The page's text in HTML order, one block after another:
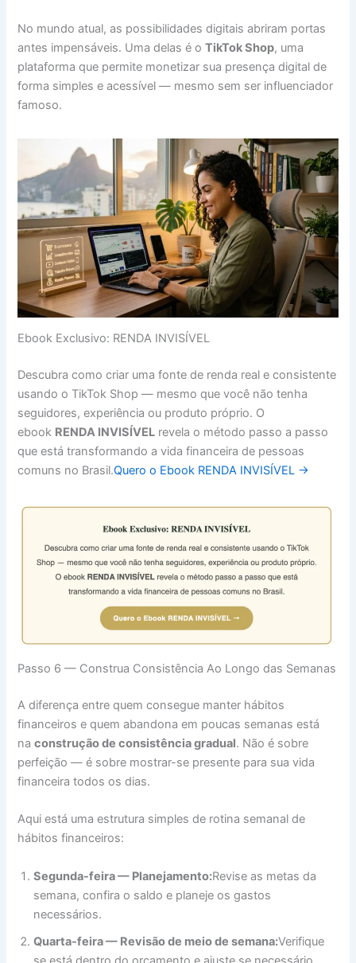
No mundo atual, as possibilidades digitais abriram portas
antes impensáveis. Uma delas é oTikTok Shop, uma
plataforma que permite monetizar sua presença digital de
forma simples e acessível — mesmo sem ser influenciador
famoso.
Ebook Exclusivo: RENDA INVISÍVEL
Descubra como criar uma fonte de renda real e consistente
usando o TikTok Shop — mesmo que você não tenha
seguidores, experiência ou produto próprio. O
ebook RENDA INVISÍVEL revela o método passo a passo
que está transformando a vida financeira de pessoas
comuns no Brasil.Quero o Ebook RENDA INVISÍVEL →
Passo 6 — Construa Consistência Ao Longo das Semanas
A diferença entre quem consegue manter hábitos
financeiros e quem abandona em poucas semanas está
naconstrução de consistência gradual. Não é sobre
perfeição — é sobre mostrar-se presente para sua vida
financeira todos os dias.
Aqui está uma estrutura simples de rotina semanal de
hábitos financeiros:
Segunda-feira — Planejamento:Revise as metas da
semana, confira o saldo e planeje os gastos
necessários.
Quarta-feira — Revisão de meio de semana:Verifique